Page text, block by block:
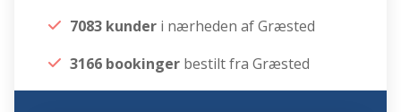
7083 kunder i nærheden af Græsted
3166 bookinger bestilt fra Græsted